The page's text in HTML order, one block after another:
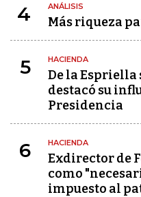
4 ANÁLISIS
Más riqueza
5 HACIENDA
De la Espriella
destacó su
Presidencia
6 HACIENDA
Exdirector de
como
impuesto al